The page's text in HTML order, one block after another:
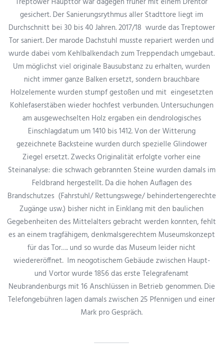
gesichert. Der Sanierungsrythmus aller Stadttore liegt im
Durchschnitt bei 30 bis 40 Jahren. 2017/18 wurde das Treptower
Tor saniert. Der marode Dachstuhl musste repariert werden und
wurde dabei vom Kehlbalkendach zum Treppendach umgebaut.
Um möglichst viel originale Bausubstanz zu erhalten, wurden
nicht immer ganze Balken ersetzt, sondern brauchbare
Holzelemente wurden stumpf gestoßen und mit eingesetzten
Kohlefaserstäben wieder hochfest verbunden. Untersuchungen
am ausgewechselten Holz ergaben ein dendrologisches
Einschlagdatum um 1410 bis 1412. Von der Witterung
gezeichnete Backsteine wurden durch spezielle Glindower
Ziegel ersetzt. Zwecks Originalität erfolgte vorher eine
Steinanalyse: die schwach gebrannten Steine wurden damals im
Feldbrand hergestellt. Da die hohen Auflagen des
Brandschutzes (Fahrstuhl/ Rettungswege/ behindertengerechte
Zugänge usw.) bisher nicht in Einklang mit den baulichen
Gegebenheiten des Mittelalters gebracht werden konnten, fehlt
es an einem tragfähigem, denkmalsgerechtem Museumskonzept
für das Tor…. und so wurde das Museum leider nicht
wiedereröffnet. Im neogotischem Gebäude zwischen Haupt-
und Vortor wurde 1856 das erste Telegrafenamt
Neubrandenburgs mit 16 Anschlüssen in Betrieb genommen. Die
Telefongebühren lagen damals zwischen 25 Pfennigen und einer
Mark pro Gespräch.